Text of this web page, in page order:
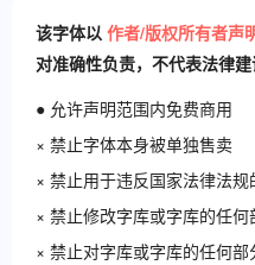
该字体以 作者/版权所有者声
对准确性负责，不代表法律建
● 允许声明范围内免费商用
× 禁止字体本身被单独售卖
× 禁止用于违反国家法律法规
× 禁止修改字库或字库的任何
× 禁止对字库或字库的任何